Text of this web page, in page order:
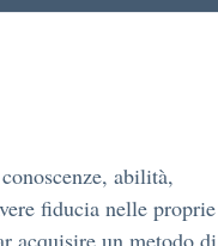
abilità,
fiducia nelle proprie
acquisire un metodo di